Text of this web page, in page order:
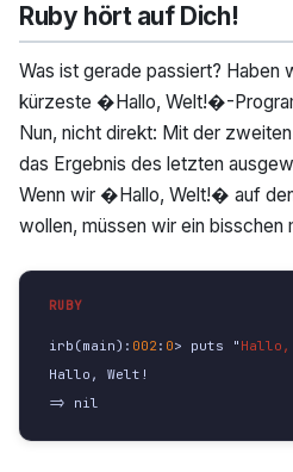
Ruby hört auf Dich!
Was ist gerade passiert? Haben
kürzeste �Hallo, Welt!�-
Nun, nicht direkt: Mit der
das Ergebnis des letzten
Wenn wir �Hallo, Welt!� auf
wollen, müssen wir ein bisschen
irb (main): 002 : 0> puts " Hallo,
Hallo , Welt !
=>
nil